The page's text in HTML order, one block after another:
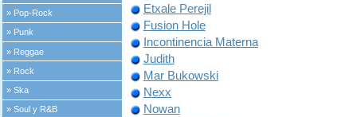
» Pop-Rock
» Punk
» Reggae
» Rock
»Ska
»Soul y R&B
Etxale Perejil
Fusion Hole
Incontinencia Materna
Judith
Mar Bukowski
Nexx
Nowan